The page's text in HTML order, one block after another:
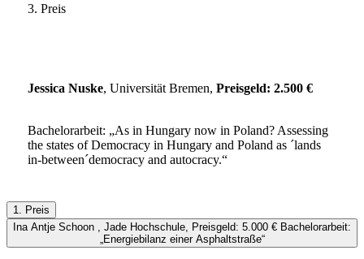
3. Preis
Jessica Nuske, Universität Bremen, Preisgeld: 2.500 €
Bachelorarbeit: „As in Hungary now in Poland? Assessing
the states of Democracy in Hungary and Poland as ´lands
in-between´democracy and autocracy.“
1. Preis
Ina Antje Schoon , Jade Hochschule, Preisgeld: 5.000 € Bachelorarbeit:
„Energiebilanz einer Asphaltstraße“